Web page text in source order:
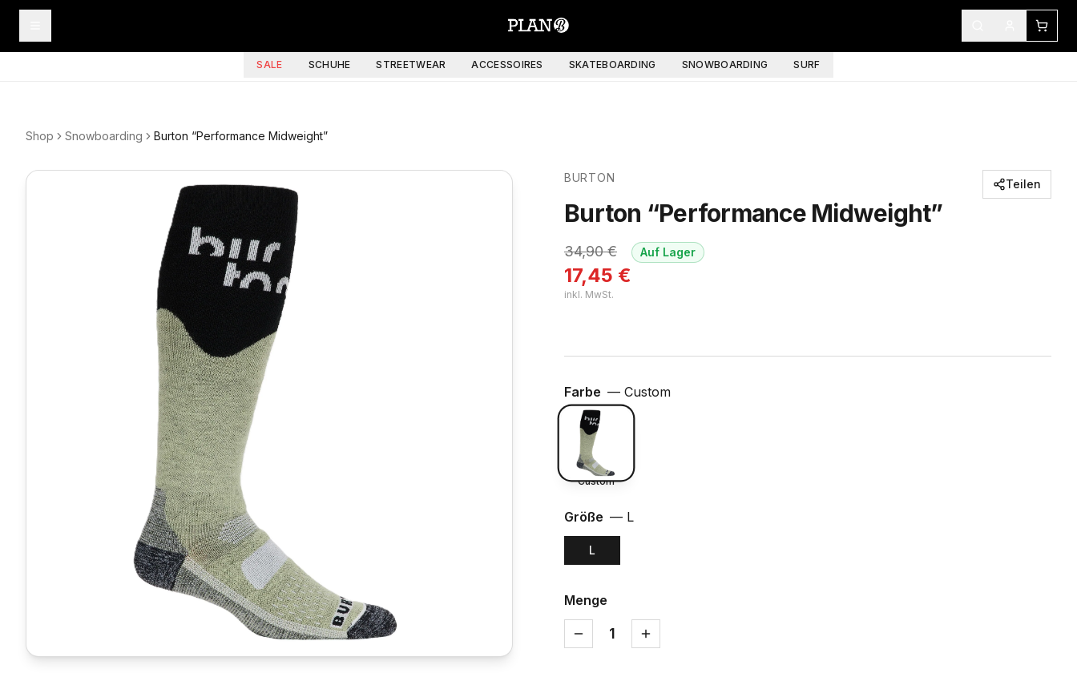
SALE SCHUHE STREETWEAR ACCESSOIRES SKATEBOARDING SNOWBOARDING SURF
Shop Snowboarding Burton “Performance Midweight”
BURTON
Burton “Performance Midweight”
34,90€
17,45 €
inkl. MwSt.
Auf Lager
Teilen
Farbe — Custom
Custom
Größe — L
L
Menge
1